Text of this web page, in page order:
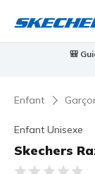
🎒
Enfant
Enfant Unisexe
Skechers
Évaluation